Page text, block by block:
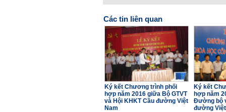
Các tin liên quan
Ký kết Chương trình phối
hợp năm 2016 giữa Bộ GTVT
và Hội KHKT Cầu đường Việt
Nam
Ký kết
hợp năm
Đường bộ
đường